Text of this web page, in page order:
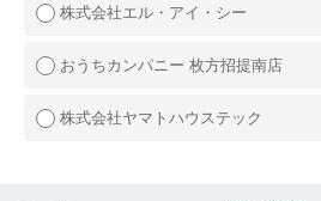
株式会社エル・アイ・シー
おうちカンパニー 枚方招提南店
株式会社ヤマトハウステック